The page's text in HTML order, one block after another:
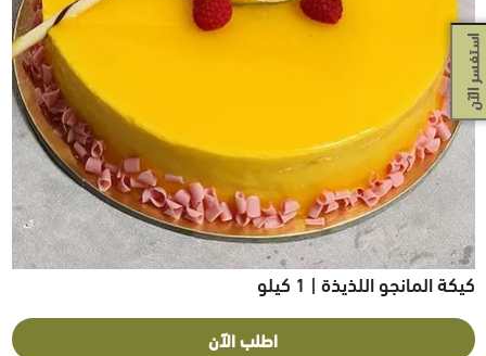
استفسر الآن
كيكة المانجو اللذيذة | 1 كيلو
اطلب الآن